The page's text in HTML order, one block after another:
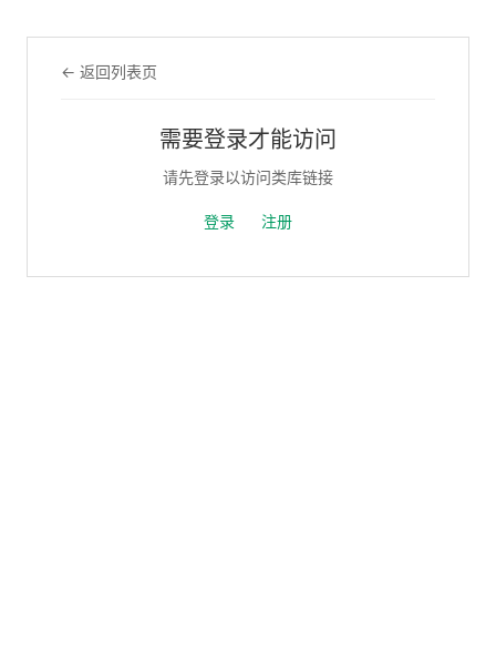
← 返回列表页
需要登录才能访问
请先登录以访问类库链接
登录 注册